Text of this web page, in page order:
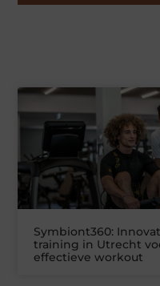
Symbiont360:
training in Utrecht
effectieve workout